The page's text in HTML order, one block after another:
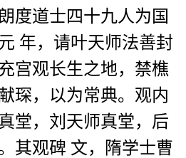
度道士四十九人为国
年，请叶天师法善封
宫观长生之地，禁樵
琛，以为常典。观内
堂，刘天师真堂，后
其观碑 文，隋学士曹